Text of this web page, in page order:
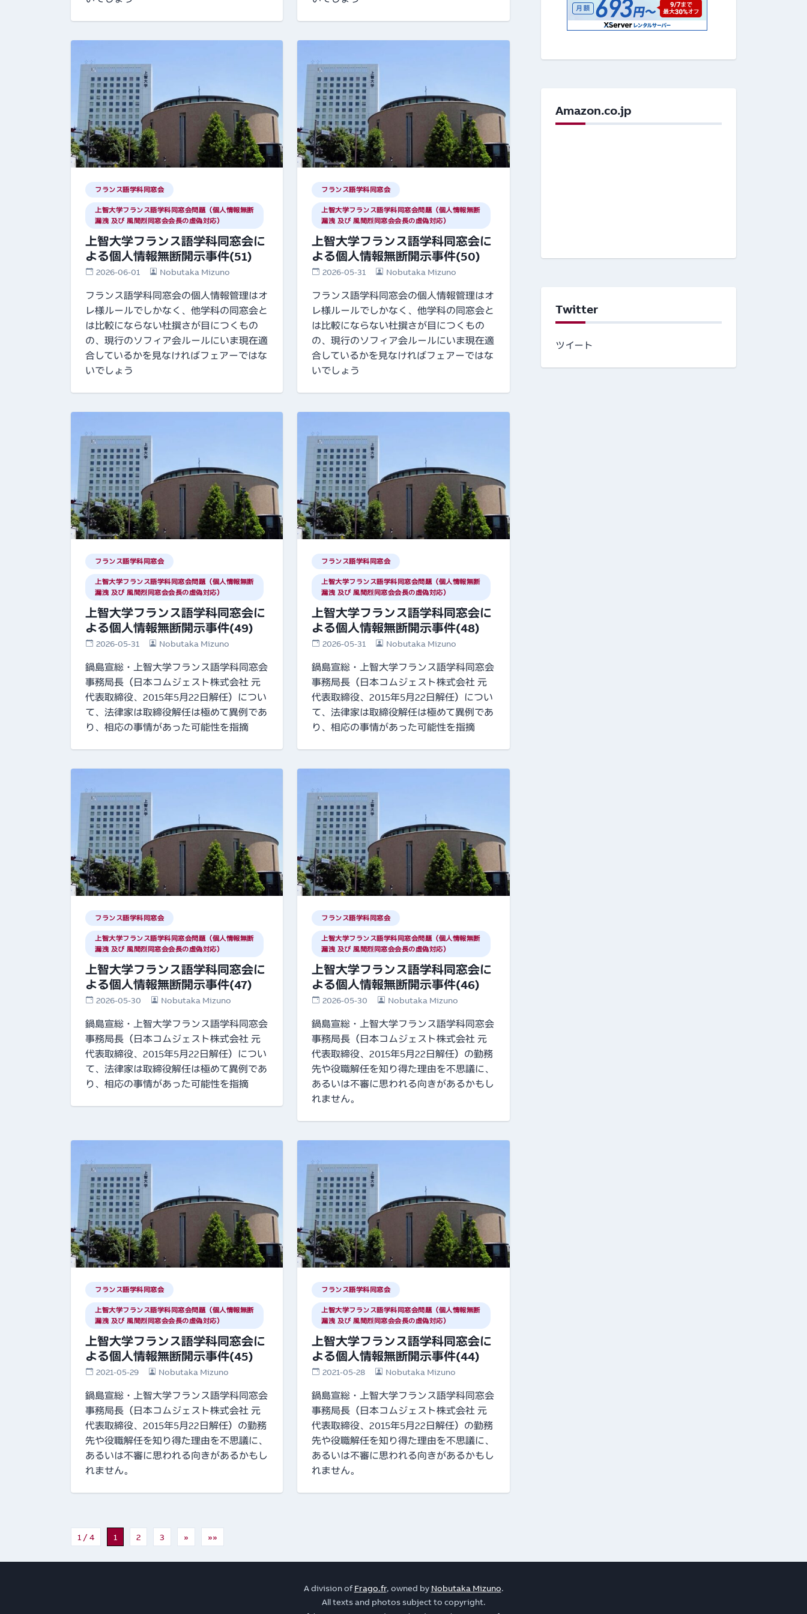
フランス語学科同窓会
上智大学フランス語学科同窓会問題（個人情報無断
漏洩 及び 風間烈同窓会会長の虚偽対応）
上智大学フランス語学科同窓会に
よる個人情報無断開示事件(51)
2026-06-01 Nobutaka Mizuno
フランス語学科同窓会の個人情報管理はオ
レ様ルールでしかなく、他学科の同窓会と
は比較にならない杜撰さが目につくもの
の、現行のソフィア会ルールにいま現在適
合しているかを見なければフェアーではな
いでしょう
フランス語学科同窓会
上智大学フランス語学科同窓会問題（個人情報無断
漏洩 及び 風間烈同窓会会長の虚偽対応）
上智大学フランス語学科同窓会に
よる個人情報無断開示事件(50)
2026-05-31 Nobutaka Mizuno
フランス語学科同窓会の個人情報管理はオ
レ様ルールでしかなく、他学科の同窓会と
は比較にならない杜撰さが目につくもの
の、現行のソフィア会ルールにいま現在適
合しているかを見なければフェアーではな
いでしょう
フランス語学科同窓会
上智大学フランス語学科同窓会問題（個人情報無断
漏洩 及び 風間烈同窓会会長の虚偽対応）
上智大学フランス語学科同窓会に
よる個人情報無断開示事件(49)
2026-05-31 Nobutaka Mizuno
鍋島宣総・上智大学フランス語学科同窓会
事務局長（日本コムジェスト株式会社 元
代表取締役、2015年5月22日解任）につい
て、法律家は取締役解任は極めて異例であ
り、相応の事情があった可能性を指摘
フランス語学科同窓会
上智大学フランス語学科同窓会問題（個人情報無断
漏洩 及び 風間烈同窓会会長の虚偽対応）
上智大学フランス語学科同窓会に
よる個人情報無断開示事件(48)
2026-05-31 Nobutaka Mizuno
鍋島宣総・上智大学フランス語学科同窓会
事務局長（日本コムジェスト株式会社 元
代表取締役、2015年5月22日解任）につい
て、法律家は取締役解任は極めて異例であ
り、相応の事情があった可能性を指摘
フランス語学科同窓会
上智大学フランス語学科同窓会問題（個人情報無断
漏洩 及び 風間烈同窓会会長の虚偽対応）
上智大学フランス語学科同窓会に
よる個人情報無断開示事件(47)
2026-05-30 Nobutaka Mizuno
鍋島宣総・上智大学フランス語学科同窓会
事務局長（日本コムジェスト株式会社 元
代表取締役、2015年5月22日解任）につい
て、法律家は取締役解任は極めて異例であ
り、相応の事情があった可能性を指摘
フランス語学科同窓会
上智大学フランス語学科同窓会問題（個人情報無断
漏洩 及び 風間烈同窓会会長の虚偽対応）
上智大学フランス語学科同窓会に
よる個人情報無断開示事件(46)
2026-05-30 Nobutaka Mizuno
鍋島宣総・上智大学フランス語学科同窓会
事務局長（日本コムジェスト株式会社 元
代表取締役、2015年5月22日解任）の勤務
先や役職解任を知り得た理由を不思議に、
あるいは不審に思われる向きがあるかもし
れません。
フランス語学科同窓会
上智大学フランス語学科同窓会問題（個人情報無断
漏洩 及び 風間烈同窓会会長の虚偽対応）
上智大学フランス語学科同窓会に
よる個人情報無断開示事件(45)
2021-05-29 Nobutaka Mizuno
鍋島宣総・上智大学フランス語学科同窓会
事務局長（日本コムジェスト株式会社 元
代表取締役、2015年5月22日解任）の勤務
先や役職解任を知り得た理由を不思議に、
あるいは不審に思われる向きがあるかもし
れません。
フランス語学科同窓会
上智大学フランス語学科同窓会問題（個人情報無断
漏洩 及び 風間烈同窓会会長の虚偽対応）
上智大学フランス語学科同窓会に
よる個人情報無断開示事件(44)
2021-05-28 Nobutaka Mizuno
鍋島宣総・上智大学フランス語学科同窓会
事務局長（日本コムジェスト株式会社 元
代表取締役、2015年5月22日解任）の勤務
先や役職解任を知り得た理由を不思議に、
あるいは不審に思われる向きがあるかもし
れません。
1 / 4 1 2 3 » »»
Amazon.co.jp
Twitter
ツイート
A division ofFrago.fr, owned by Nobutaka Mizuno.
All texts and photos subject to copyright.